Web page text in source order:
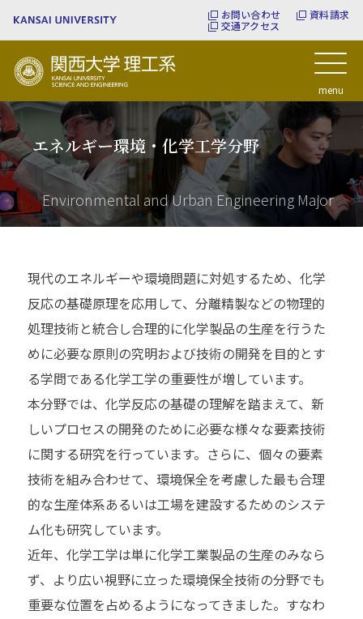
お問い合わせ
資料請求
交通アクセス
menu
エネルギー環境・化学工学分野
Environmental and Urban Engineering Major
現代のエネルギーや環境問題に対処するため、化学
反応の基礎原理を応用して、分離精製などの物理的
処理技術と統合し合理的に化学製品の生産を行うた
めに必要な原則の究明および技術の開発を目的とす
る学問である化学工学の重要性が増しています。
本分野では、化学反応の基礎の理解を踏まえて、新
しいプロセスの開発のために必要な様々な要素技術
に関する研究を行っています。さらに、個々の要素
技術を組み合わせて、環境保全を考慮した最も合理
的な生産体系あるいは工場を建設するためのシステ
ム化も研究しています。
近年、化学工学は単に化学工業製品の生産のみなら
ず、より広い視野に立った環境保全技術の分野でも
重要な位置を占めるようになってきました。すなわ